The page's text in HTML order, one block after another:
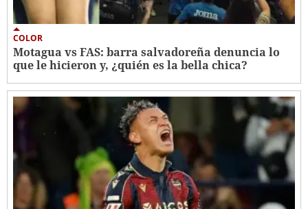
COLOR
Motagua vs FAS: barra salvadoreña denuncia lo
que le hicieron y, ¿quién es la bella chica?